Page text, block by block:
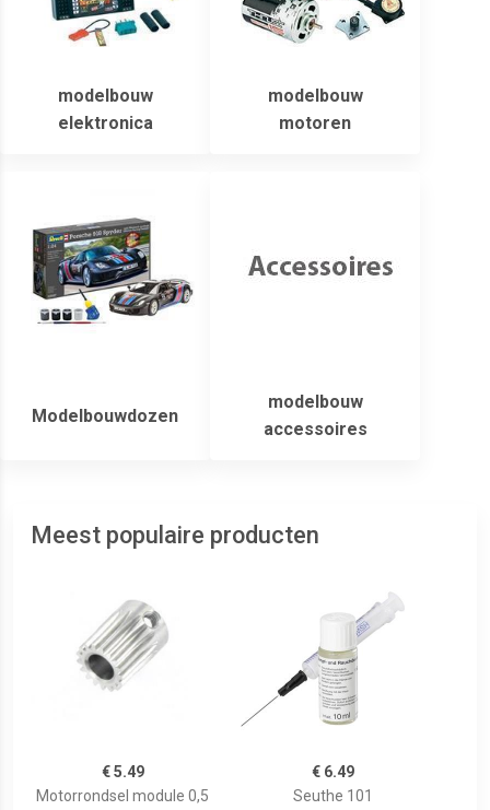
modelbouw
elektronica
modelbouw
motoren
Modelbouwdozen
modelbouw
accessoires
Meest populaire producten
€ 5.49
Motorrondsel module 0,5
€ 6.49
Seuthe 101